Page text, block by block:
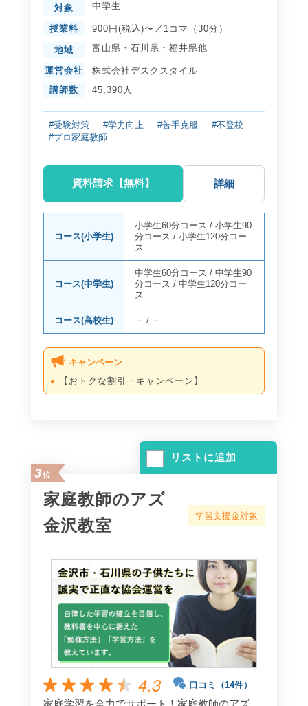
対象 中学生
授業料 900円(税込)〜／1コマ（30分）
地域 富山県 ・ 石川県 ・ 福井県他
運営会社
株式会社デスクスタイル
講師数
45,390人
#受験対策 #学力向上 #苦手克服
#不登校
#プロ家庭教師
資料請求【無料】 詳細
コース(小学生)
小学生60分コース /小学生90
分コース /小学生120分コー
ス
コース(中学生)
中学生60分コース /中学生90
分コース /中学生120分コー
ス
コース(高校生) － /－
キャンペーン
【おトクな割引・キャンペーン】
リストに追加
3位
家庭教師のアズ
金沢教室
学習支援金対象
4.3 口コミ（14件）
家庭学習を全力でサポート！家庭教師のアズ